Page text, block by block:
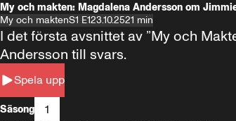
My och makten: Magdalena Andersson om
My och maktenS1 E123.10.2521 min
Spela upp
I det första avsnittet av ”My och
Andersson till svars.
Säsong 1